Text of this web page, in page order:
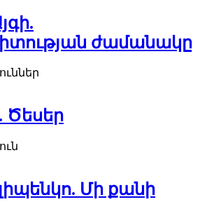
ժամանակը
Ծեսեր
Մի քանի